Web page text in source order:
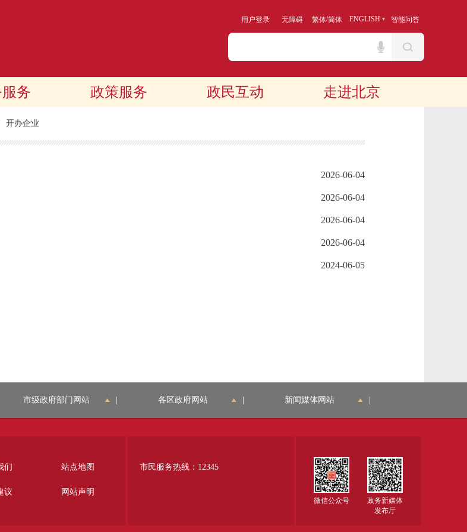
用户登录 无障碍 繁体/简体 ENGLISH 智能问答
务 政策服务 政民互动 走进北京
开办企业
2026-06-04
2026-06-04
2026-06-04
2026-06-04
2024-06-05
市级政府部门网站 各区政府网站 新闻媒体网站
们 站点地图
议 网站声明
市民服务热线：12345
微信公众号
政务新媒体
发布厅